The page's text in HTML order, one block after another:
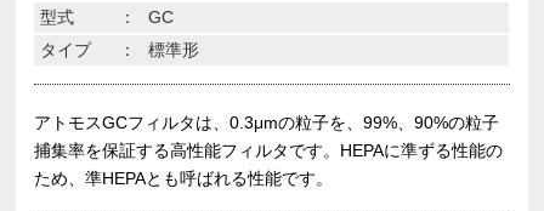
型式 ：
GC
タイプ
： 標準形
アトモスGCフィルタは、0.3μmの粒子を、99%、90%の粒子
捕集率を保証する高性能フィルタです。HEPAに準ずる性能の
ため、準HEPAとも呼ばれる性能です。